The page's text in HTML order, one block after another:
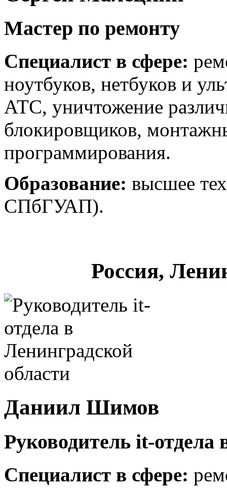
Мастер по ремонту
Специалист в сфере:
ноутбуков, нетбуков и
АТС, уничтожение
блокировщиков,
программирования.
Образование: высшее
СПбГУАП).
Россия,
Даниил Шимов
Руководитель it-отдела
Специалист в сфере: